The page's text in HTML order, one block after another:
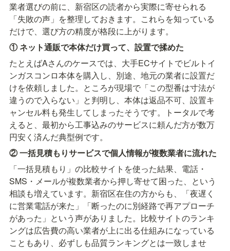
業者選びの前に、新宿区の読者から実際に寄せられる
「失敗の声」を整理しておきます。これらを知っている
だけで、選び方の精度が格段に上がります。
① ネット通販で本体だけ買って、設置で揉めた
たとえばAさんのケースでは、大手ECサイトでビルトイ
ンガスコンロ本体を購入し、別途、地元の業者に設置だ
けを依頼しました。ところが現場で「この型番は寸法が
違うので入らない」と判明し、本体は返品不可、設置キ
ャンセル料も発生してしまったそうです。トータルで考
えると、最初から工事込みのサービスに頼んだ方が数万
円安く済んだ典型例です。
② 一括見積もりサービスで個人情報が複数業者に流れた
「一括見積もり」の比較サイトを使った結果、電話・
SMS・メールが複数業者から押し寄せて困った、という
相談も増えています。新宿区在住の方からも、「夜遅く
に営業電話が来た」「断ったのに別経路で再アプローチ
があった」という声がありました。比較サイトのランキ
ングは広告費の高い業者が上に出る仕組みになっている
こともあり、必ずしも品質ランキングとは一致しませ